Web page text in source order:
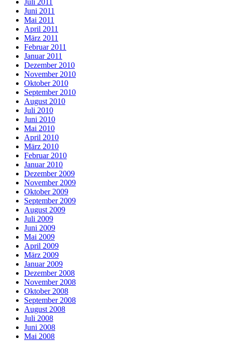
Juni 2011
Mai 2011
April 2011
März 2011
Februar 2011
Januar 2011
Dezember 2010
November 2010
Oktober 2010
September 2010
August 2010
Juli 2010
Juni 2010
Mai 2010
April 2010
März 2010
Februar 2010
Januar 2010
Dezember 2009
November 2009
Oktober 2009
September 2009
August 2009
Juli 2009
Juni 2009
Mai 2009
April 2009
März 2009
Januar 2009
Dezember 2008
November 2008
Oktober 2008
September 2008
August 2008
Juli 2008
Juni 2008
Mai 2008